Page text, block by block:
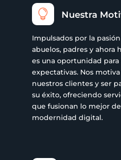
 Nuestra
Impulsados por la
abuelos, padres y ahora
es una oportunidad para
expectativas. Nos
nuestros clientes y ser
su éxito, ofreciendo
que fusionan lo mejor
modernidad digital.